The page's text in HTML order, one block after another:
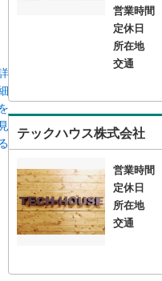
営業時間
定休日
所在地
交通
テックハウス株式会社
営業時間
定休日
所在地
交通